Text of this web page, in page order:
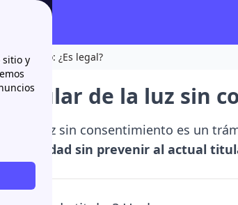
sitio y
¿Es legal?
titular de la luz sin
de la luz sin consentimiento es un
electricidad sin prevenir al actual